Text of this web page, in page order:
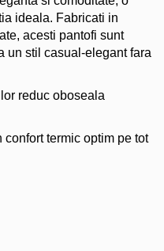
ideala. Fabricati in
acesti pantofi sunt
un stil casual-elegant fara
reduc oboseala
termic optim pe tot